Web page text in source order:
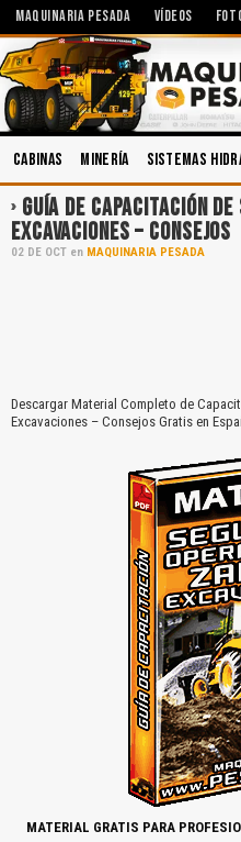
MAQUINARIA PESADA VÍDEOS
Cabinas Minería Sistemas
GUÍA DE CAPACITACIÓN
EXCAVACIONES – CONSEJOS
02 DE OCT en MAQUINARIA PESADA
Descargar Material Completo de
Excavaciones – Consejos Gratis en
MATERIAL GRATIS PARA